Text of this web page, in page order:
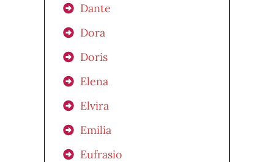
Dante
Dora
Doris
Elena
Elvira
Emilia
Eufrasio